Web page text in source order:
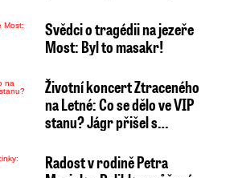
Svědci o tragédii na jezeře
Most: Byl to masakr!
Životní koncert Ztraceného
na Letné: Co se dělo ve VIP
stanu? Jágr přišel s…
Radost v rodině Petra